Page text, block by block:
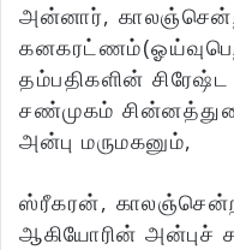
அன்னார்,
தம்பதிகளின்
சண்முகம்
அன்பு மருமகனும்,
ஸ்ரீகரன், காலஞ்சென்ற
ஆகியோரின் அன்புச்